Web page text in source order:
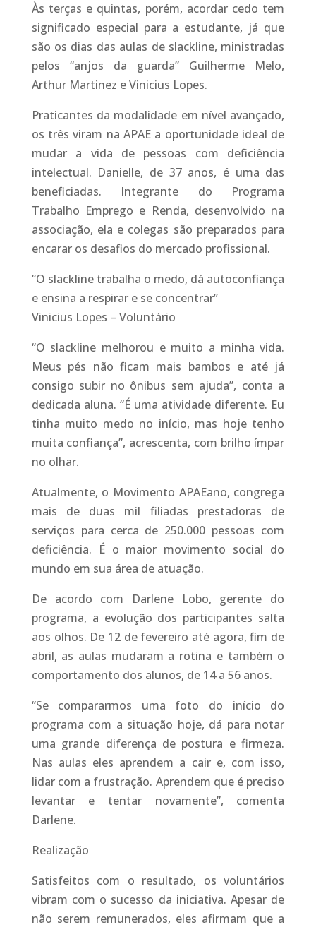
Às terças e quintas, porém, acordar cedo tem
significado especial para a estudante, já que
são os dias das aulas de slackline, ministradas
pelos “anjos da guarda” Guilherme Melo,
Arthur Martinez e Vinicius Lopes.
Praticantes da modalidade em nível avançado,
os três viram na APAE a oportunidade ideal de
mudar a vida de pessoas com deficiência
intelectual. Danielle, de 37 anos, é uma das
beneficiadas. Integrante do Programa
Trabalho Emprego e Renda, desenvolvido na
associação, ela e colegas são preparados para
encarar os desafios do mercado profissional.
“O slackline trabalha o medo, dá autoconfiança
e ensina a respirar e se concentrar”
Vinicius Lopes – Voluntário
“O slackline melhorou e muito a minha vida.
Meus pés não ficam mais bambos e até já
consigo subir no ônibus sem ajuda”, conta a
dedicada aluna. “É uma atividade diferente. Eu
tinha muito medo no início, mas hoje tenho
muita confiança”, acrescenta, com brilho ímpar
no olhar.
Atualmente, o Movimento APAEano, congrega
mais de duas mil filiadas prestadoras de
serviços para cerca de 250.000 pessoas com
deficiência. É o maior movimento social do
mundo em sua área de atuação.
De acordo com Darlene Lobo, gerente do
programa, a evolução dos participantes salta
aos olhos. De 12 de fevereiro até agora, fim de
abril, as aulas mudaram a rotina e também o
comportamento dos alunos, de 14 a 56 anos.
“Se compararmos uma foto do início do
programa com a situação hoje, dá para notar
uma grande diferença de postura e firmeza.
Nas aulas eles aprendem a cair e, com isso,
lidar com a frustração. Aprendem que é preciso
levantar e tentar novamente”, comenta
Darlene.
Realização
Satisfeitos com o resultado, os voluntários
vibram com o sucesso da iniciativa. Apesar de
não serem remunerados, eles afirmam que a